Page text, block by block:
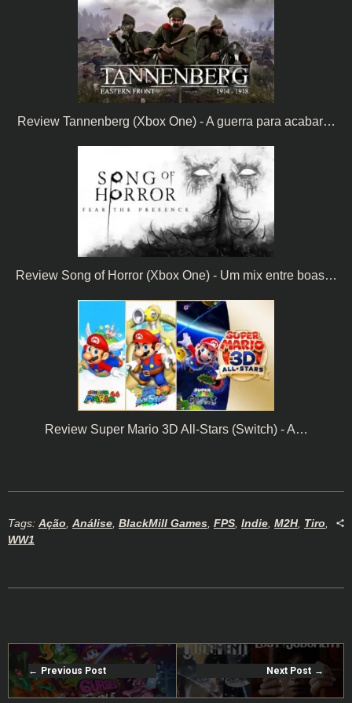
Review Tannenberg (Xbox One) - A guerra para acabar…
Review Song of Horror (Xbox One) - Um mix entre boas…
Review Super Mario 3D All-Stars (Switch) - A…
Tags: Ação, Análise, BlackMill Games, FPS, Indie, M2H, Tiro,
WW1
Previous Post Next Post